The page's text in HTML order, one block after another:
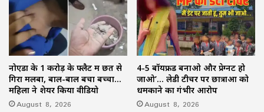
नोएडा के 1 करोड़ के फ्लैट में छत से
गिरा मलबा, बाल-बाल बचा बच्चा…
महिला ने शेयर किया वीडियो
August 8, 2026
4-5 बॉयफ्रेंड बनाओ और प्रेग्नेंट हो
जाओ’… लेडी टीचर पर छात्राओं को
धमकाने का गंभीर आरोप
August 8, 2026